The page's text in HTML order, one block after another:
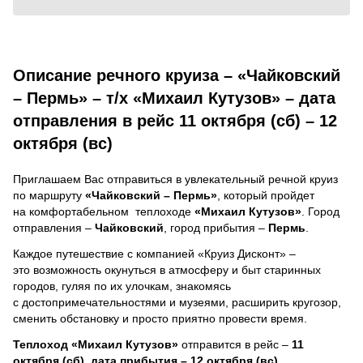
Описание речного круиза – «Чайковский
– Пермь» – т/х «Михаил Кутузов» – дата
отправления в рейс 11 октября (сб) – 12
октября (вс)
Приглашаем Вас отправиться в увлекательный речной круиз
по маршруту «Чайковский – Пермь» , который пройдет
на комфортабельном теплоходе «Михаил Кутузов» . Город
отправления – Чайковский , город прибытия – Пермь
Каждое путешествие с компанией «Круиз Дисконт» –
это возможность окунуться в атмосферу и быт старинных
городов, гуляя по их улочкам, знакомясь
с достопримечательностями и музеями, расширить кругозор,
сменить обстановку и просто приятно провести время.
Теплоход «Михаил Кутузов» отправится в рейс – 11
октября (сб), дата прибытия – 12 октября (вс)